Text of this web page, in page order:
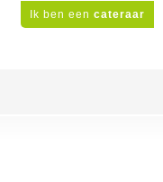
Ik ben een cateraar